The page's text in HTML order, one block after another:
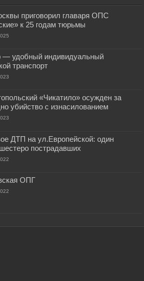
приговорил главаря ОПС
к 25 годам тюрьмы
— удобный индивидуальный
транспорт
«Чикатило» осужден за
убийство с изнасилованием
ДТП на ул.Европейской: один
пострадавших
ОПГ